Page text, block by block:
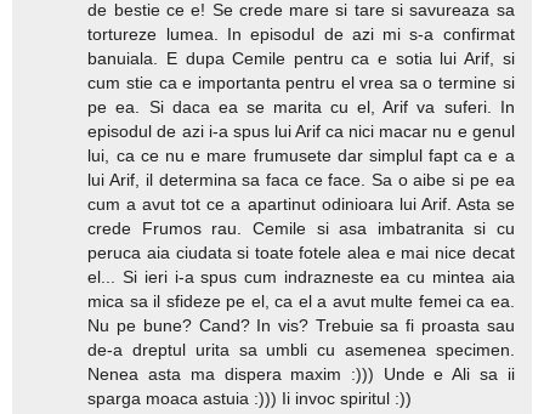
de bestie ce e! Se crede mare si tare si savureaza sa
tortureze lumea. In episodul de azi mi s-a confirmat
banuiala. E dupa Cemile pentru ca e sotia lui Arif, si
cum stie ca e importanta pentru el vrea sa o termine si
pe ea. Si daca ea se marita cu el, Arif va suferi. In
episodul de azi i-a spus lui Arif ca nici macar nu e genul
lui, ca ce nu e mare frumusete dar simplul fapt ca e a
lui Arif, il determina sa faca ce face. Sa o aibe si pe ea
cum a avut tot ce a apartinut odinioara lui Arif. Asta se
crede Frumos rau. Cemile si asa imbatranita si cu
peruca aia ciudata si toate fotele alea e mai nice decat
el... Si ieri i-a spus cum indrazneste ea cu mintea aia
mica sa il sfideze pe el, ca el a avut multe femei ca ea.
Nu pe bune? Cand? In vis? Trebuie sa fi proasta sau
de-a dreptul urita sa umbli cu asemenea specimen.
Nenea asta ma dispera maxim :))) Unde e Ali sa ii
sparga moaca astuia :))) Ii invoc spiritul :))